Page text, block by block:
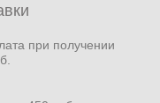
при получении